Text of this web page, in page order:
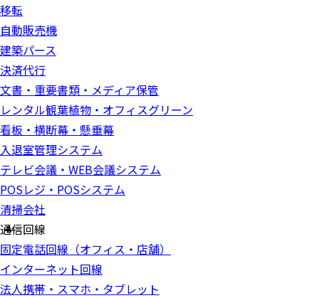
移転
自動販売機
建築パース
決済代行
文書・重要書類・メディア保管
レンタル観葉植物・オフィスグリーン
看板・横断幕・懸垂幕
入退室管理システム
テレビ会議・WEB会議システム
POSレジ・POSシステム
清掃会社
通信回線
固定電話回線（オフィス・店舗）
インターネット回線
法人携帯・スマホ・タブレット